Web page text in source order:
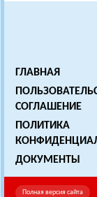
ГЛАВНАЯ
СОГЛАШЕНИЕ
ПОЛИТИКА
ДОКУМЕНТЫ
Полная версия сайта